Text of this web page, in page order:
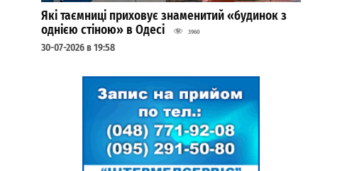
Які таємниці приховує знаменитий «будинок з
однією стіною» в Одесі
3960
30-07-2026 в 19:58